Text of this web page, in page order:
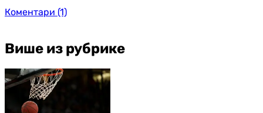
Коментари (1)
Више из рубрике